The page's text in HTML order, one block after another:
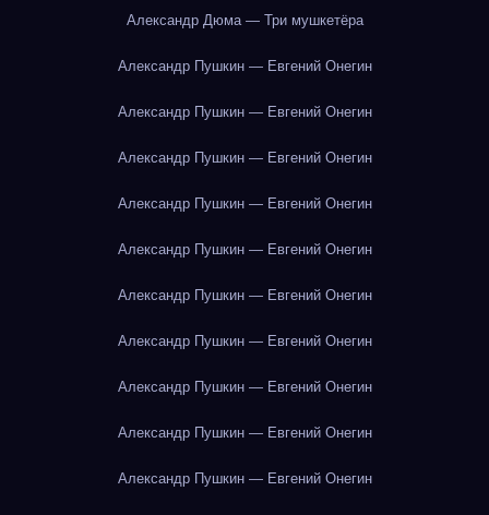
Александр Дюма — Три мушкетёра
Александр Пушкин — Евгений Онегин
Александр Пушкин — Евгений Онегин
Александр Пушкин — Евгений Онегин
Александр Пушкин — Евгений Онегин
Александр Пушкин — Евгений Онегин
Александр Пушкин — Евгений Онегин
Александр Пушкин — Евгений Онегин
Александр Пушкин — Евгений Онегин
Александр Пушкин — Евгений Онегин
Александр Пушкин — Евгений Онегин